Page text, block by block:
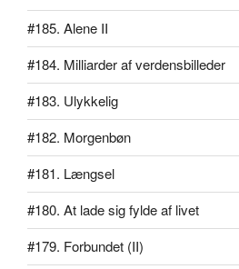
#185. Alene II
#184. Milliarder af verdensbilleder
#183. Ulykkelig
#182. Morgenbøn
#181. Længsel
#180. At lade sig fylde af livet
#179. Forbundet (II)